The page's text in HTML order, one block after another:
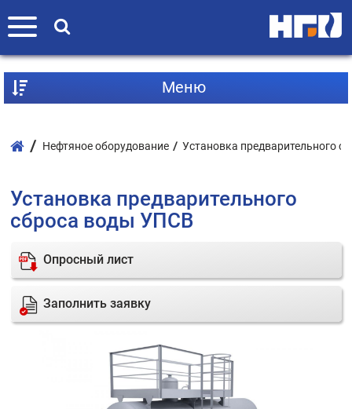
Mеню
Нефтяное оборудование Установка предварительного
Установка предварительного
сброса воды УПСВ
Опросный лист
Заполнить заявку